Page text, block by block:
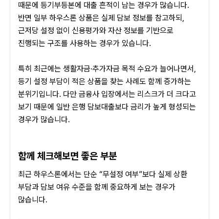
때문에 등기부등본에 대출 흔적이 남는 경우가 많습니다.
반면 일부 하우스론 상품은 실제 담보 정보를 참고하되,
근저당 설정 없이 신용평가와 자산 정보를 기반으로
진행되는 구조를 사용하는 경우가 있습니다.
특히 최근에는 생활자금·추가자금 목적 수요가 늘어나면서,
등기 설정 부담이 적은 상품을 찾는 사례도 함께 증가하는
분위기입니다. 다만 금융사 입장에서는 리스크가 더 크다고
보기 때문에 일반 은행 담보대출보다 금리가 높게 형성되는
경우가 많습니다.
함께 체크해보면 좋은 부분
최근 하우스론에서는 단순 “무설정 여부”보다 실제 상환
부담과 담보 여유 수준을 함께 중요하게 보는 경우가
많습니다.